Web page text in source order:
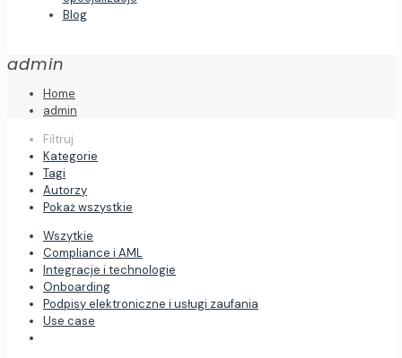
Blog
admin
Home
admin
Filtruj
Kategorie
Tagi
Autorzy
Pokaż wszystkie
Wszytkie
Compliance i AML
Integracje i technologie
Onboarding
Podpisy elektroniczne i usługi zaufania
Use case